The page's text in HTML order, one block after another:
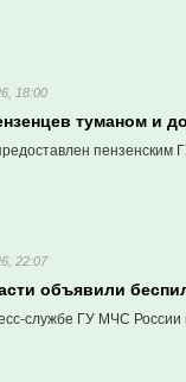
18:00
туманом и
пензенским
22:07
объявили
службе ГУ МЧС России